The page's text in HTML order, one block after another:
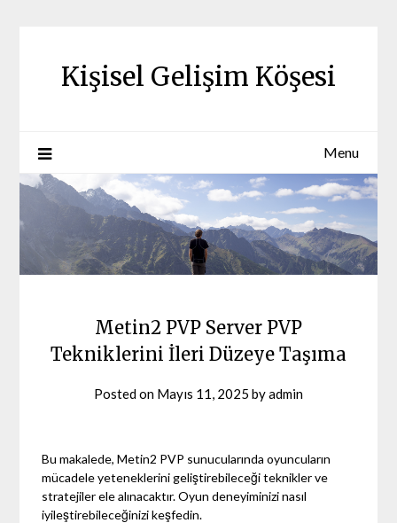
Kişisel Gelişim Köşesi
Menu
Metin2 PVP Server PVP
Tekniklerini İleri Düzeye Taşıma
Posted on Mayıs 11, 2025 byadmin
Bu makalede, Metin2 PVP sunucularında oyuncuların
mücadele yeteneklerini geliştirebileceği teknikler ve
stratejiler ele alınacaktır. Oyun deneyiminizi nasıl
iyileştirebileceğinizi keşfedin.